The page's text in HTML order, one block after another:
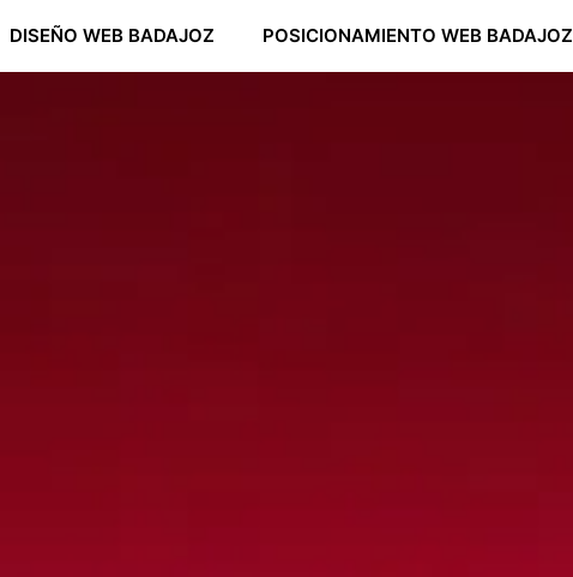
DISEÑO WEB BADAJOZ POSICIONAMIENTO WEB BADAJOZ